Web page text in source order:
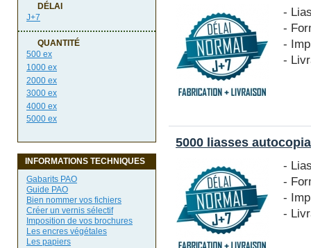
DÉLAI
J+7
QUANTITÉ
500 ex
1000 ex
2000 ex
3000 ex
4000 ex
5000 ex
INFORMATIONS TECHNIQUES
Gabarits PAO
Guide PAO
Bien nommer vos fichiers
Créer un vernis sélectif
Imposition de vos brochures
Les encres végétales
Les papiers
-
-
-
-
5000 liasses
-
-
-
-